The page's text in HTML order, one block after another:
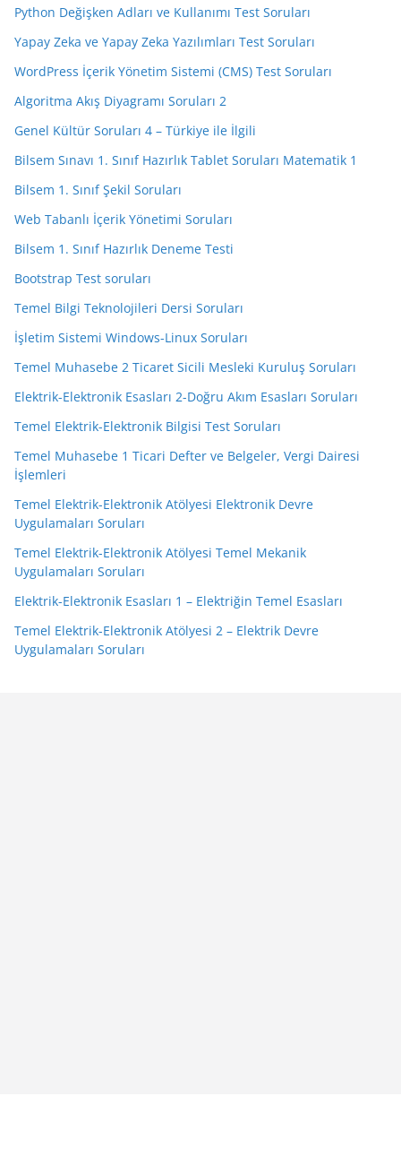
Python Değişken Adları ve Kullanımı Test Soruları
Yapay Zeka ve Yapay Zeka Yazılımları Test Soruları
WordPress İçerik Yönetim Sistemi (CMS) Test Soruları
Algoritma Akış Diyagramı Soruları 2
Genel Kültür Soruları 4 – Türkiye ile İlgili
Bilsem Sınavı 1. Sınıf Hazırlık Tablet Soruları Matematik 1
Bilsem 1. Sınıf Şekil Soruları
Web Tabanlı İçerik Yönetimi Soruları
Bilsem 1. Sınıf Hazırlık Deneme Testi
Bootstrap Test soruları
Temel Bilgi Teknolojileri Dersi Soruları
İşletim Sistemi Windows-Linux Soruları
Temel Muhasebe 2 Ticaret Sicili Mesleki Kuruluş Soruları
Elektrik-Elektronik Esasları 2-Doğru Akım Esasları Soruları
Temel Elektrik-Elektronik Bilgisi Test Soruları
Temel Muhasebe 1 Ticari Defter ve Belgeler, Vergi Dairesi
İşlemleri
Temel Elektrik-Elektronik Atölyesi Elektronik Devre
Uygulamaları Soruları
Temel Elektrik-Elektronik Atölyesi Temel Mekanik
Uygulamaları Soruları
Elektrik-Elektronik Esasları 1 – Elektriğin Temel Esasları
Temel Elektrik-Elektronik Atölyesi 2 – Elektrik Devre
Uygulamaları Soruları